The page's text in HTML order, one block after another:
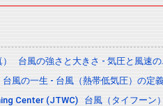
台風の強さと大きさ - 気圧と風速
台風の一生 - 台風（熱帯低気圧）の定
Center (JTWC)
台風（タイフーン